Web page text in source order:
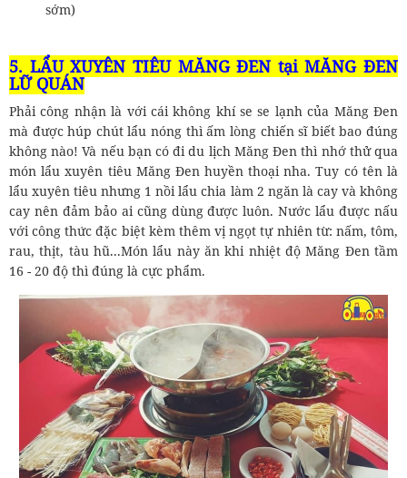
sớm)
5. LẨU XUYÊN TIÊU MĂNG ĐEN tại MĂNG ĐEN
LỮ QUÁN
Phải công nhận là với cái không khí se se lạnh của Măng Đen
mà được húp chút lẩu nóng thì ấm lòng chiến sĩ biết bao đúng
không nào! Và nếu bạn có đi du lịch Măng Đen thì nhớ thử qua
món lẩu xuyên tiêu Măng Đen huyền thoại nha. Tuy có tên là
lẩu xuyên tiêu nhưng 1 nồi lẩu chia làm 2 ngăn là cay và không
cay nên đảm bảo ai cũng dùng được luôn. Nước lẩu được nấu
với công thức đặc biệt kèm thêm vị ngọt tự nhiên từ: nấm, tôm,
rau, thịt, tàu hũ...Món lẩu này ăn khi nhiệt độ Măng Đen tầm
16 - 20 độ thì đúng là cực phẩm.